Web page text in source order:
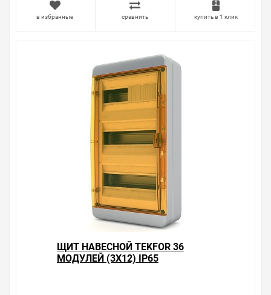
Используемый размер оцинкованной DIN-рейки 35 x
7,5 мм.
Комплектация:Заглушки отверстий крепления щита
Заглушка модульная для пустых модулей
Оцинкованная DIN-рейка
Клеммные шины - 2 шт
Держатель клеммных шин
Кронштейны для крепления DIN-рейки
Характеристики:Количество рядов: 3 (по 18 модулей)
Количество модулей: 54
Степень защиты: IP65
Материал корпуса: термопластик
Цвет корпуса: серый
Уважаемые покупатели.
в избранные сравнить купить в 1 клик
ЩИТ НАВЕСНОЙ TEKFOR 36
МОДУЛЕЙ (3Х12) IP65